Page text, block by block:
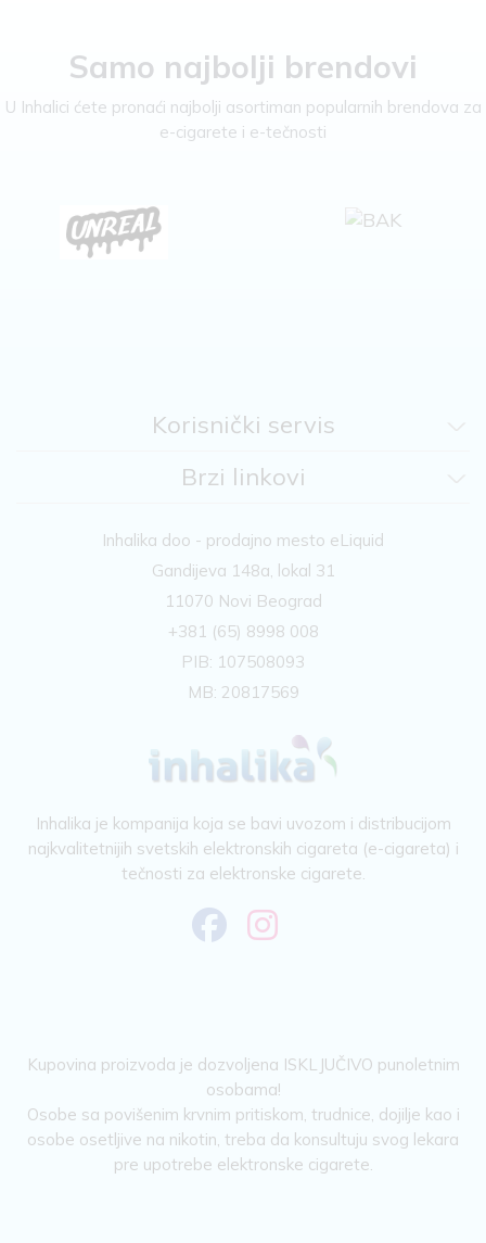
Samo najbolji brendovi
U Inhalici ćete pronaći najbolji asortiman popularnih brendova za
e-cigarete i e-tečnosti
Korisnički servis
Brzi linkovi
Inhalika doo - prodajno mesto eLiquid
Gandijeva 148a, lokal 31
11070 Novi Beograd
+381 (65) 8998 008
PIB: 107508093
MB: 20817569
Inhalika je kompanija koja se bavi uvozom i distribucijom
najkvalitetnijih svetskih elektronskih cigareta (e-cigareta) i
tečnosti za elektronske cigarete.
Kupovina proizvoda je dozvoljena ISKLJUČIVO punoletnim
osobama!
Osobe sa povišenim krvnim pritiskom, trudnice, dojilje kao i
osobe osetljive na nikotin, treba da konsultuju svog lekara
pre upotrebe elektronske cigarete.